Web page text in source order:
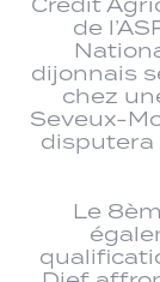
de
dijonnais
chez
Seveux-
disputera
Le